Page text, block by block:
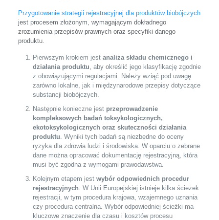
Przygotowanie strategii rejestracyjnej dla produktów biobójczych
jest procesem złożonym, wymagającym dokładnego
zrozumienia przepisów prawnych oraz specyfiki danego
produktu.
Pierwszym krokiem jest analiza składu chemicznego i
działania produktu, aby określić jego klasyfikację zgodnie
z obowiązującymi regulacjami. Należy wziąć pod uwagę
zarówno lokalne, jak i międzynarodowe przepisy dotyczące
substancji biobójczych.
Następnie konieczne jest przeprowadzenie
kompleksowych badań toksykologicznych,
ekotoksykologicznych oraz skuteczności działania
produktu. Wyniki tych badań są niezbędne do oceny
ryzyka dla zdrowia ludzi i środowiska. W oparciu o zebrane
dane można opracować dokumentację rejestracyjną, która
musi być zgodna z wymogami prawodawstwa.
Kolejnym etapem jest wybór odpowiednich procedur
rejestracyjnych. W Unii Europejskiej istnieje kilka ścieżek
rejestracji, w tym procedura krajowa, wzajemnego uznania
czy procedura centralna. Wybór odpowiedniej ścieżki ma
kluczowe znaczenie dla czasu i kosztów procesu